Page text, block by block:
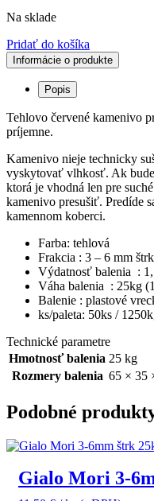
Na sklade
Pridať do košíka
Informácie o produkte
Popis
Tehlovo červené kamenivo
príjemne.
Kamenivo nieje technicky
vyskytovať vlhkosť. Ak
ktorá je vhodná len pre
kamenivo presušiť. Predíde
kamennom koberci.
Farba: tehlová
Frakcia : 3 – 6 mm štrk
Výdatnosť balenia :
Váha balenia : 25kg
Balenie : plastové
ks/paleta: 50ks /
Technické parametre
Hmotnosť balenia 25 kg
Rozmery balenia 65 × 35
Podobné
Gialo Mori 3-